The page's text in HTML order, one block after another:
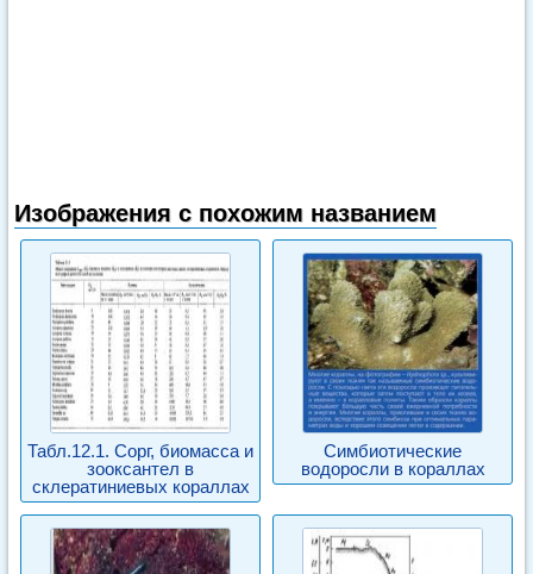
Изображения с похожим названием
Табл.12.1. Сорг, биомасса и
зооксантел в
склератиниевых кораллах
Симбиотические
водоросли в кораллах